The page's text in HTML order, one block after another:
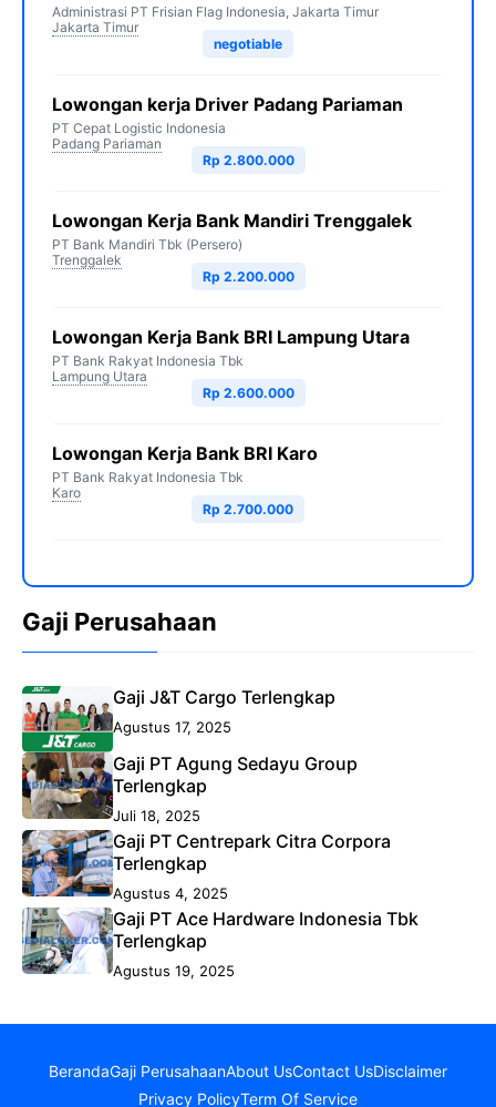
Administrasi PT Frisian Flag Indonesia, Jakarta Timur
Jakarta Timur
negotiable
Lowongan kerja Driver Padang Pariaman
PT Cepat Logistic Indonesia
Padang Pariaman
Rp 2.800.000
Lowongan Kerja Bank Mandiri Trenggalek
PT Bank Mandiri Tbk (Persero)
Trenggalek
Rp 2.200.000
Lowongan Kerja Bank BRI Lampung Utara
PT Bank Rakyat Indonesia Tbk
Lampung Utara
Rp 2.600.000
Lowongan Kerja Bank BRI Karo
PT Bank Rakyat Indonesia Tbk
Karo
Rp 2.700.000
Gaji Perusahaan
Gaji J&T Cargo Terlengkap
Agustus 17, 2025
Gaji PT Agung Sedayu Group
Terlengkap
Juli 18, 2025
Gaji PT Centrepark Citra Corpora
Terlengkap
Agustus 4, 2025
Gaji PT Ace Hardware Indonesia Tbk
Terlengkap
Agustus 19, 2025
BerandaGaji PerusahaanAbout UsContact UsDisclaimer
Privacy PolicyTerm Of Service